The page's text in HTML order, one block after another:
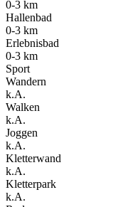
0-3 km
Hallenbad
0-3 km
Erlebnisbad
0-3 km
Sport
Wandern
k.A.
Walken
k.A.
Joggen
k.A.
Kletterwand
k.A.
Kletterpark
k.A.